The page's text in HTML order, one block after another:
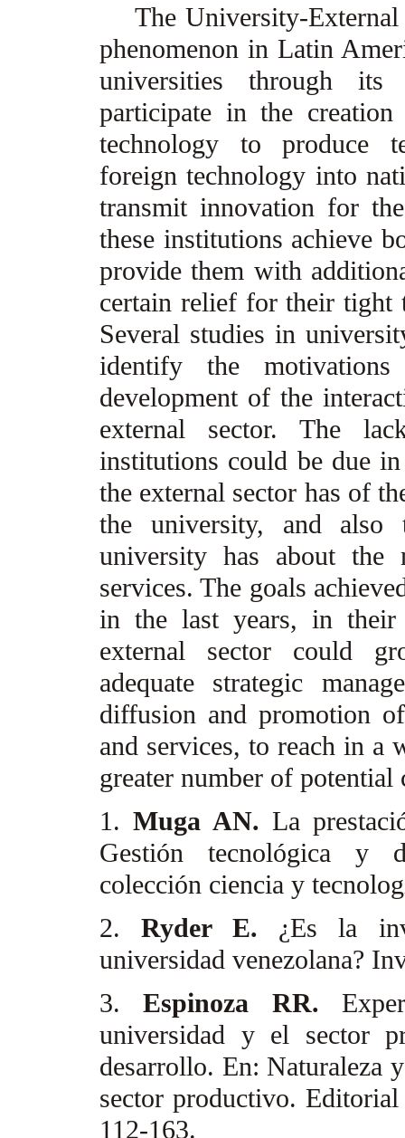
The University-External
phenomenon in Latin
universities through its
participate in the
technology to produce
foreign technology into
transmit innovation for
these institutions achieve
provide them with
certain relief for their tight
Several studies in
identify the
development of the
external sector. The
institutions could be due
the external sector has of
the university, and
university has about the
services. The goals
in the last years, in
external sector could
adequate strategic
diffusion and promotion
and services, to reach in a
greater number of
1.Muga AN. La
Gestión tecnológica y
colección ciencia y
2.Ryder E. ¿Es la
universidad venezolana?
3.Espinoza RR.
universidad y el sector
desarrollo. En: Naturaleza
sector productivo.
112-163.